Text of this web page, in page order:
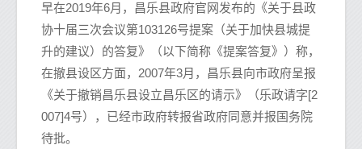
早在2019年6月，昌乐县政府官网发布的《关于县政
协十届三次会议第103126号提案（关于加快县城提
升的建议）的答复》（以下简称《提案答复》）称，
在撤县设区方面，2007年3月，昌乐县向市政府呈报
《关于撤销昌乐县设立昌乐区的请示》（乐政请字[2
007]4号），已经市政府转报省政府同意并报国务院
待批。